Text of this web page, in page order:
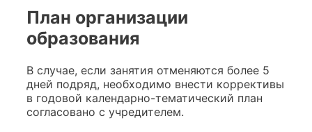
План организации
образования
В случае, если занятия отменяются более 5
дней подряд, необходимо внести коррективы
в годовой календарно-тематический план
согласовано с учредителем.